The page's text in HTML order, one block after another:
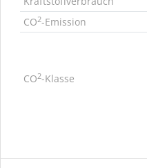
CO2-Emission
CO2-Klasse